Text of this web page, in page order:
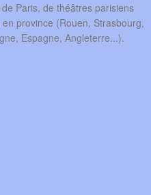
Paris, de théâtres parisiens
province (Rouen, Strasbourg,
Espagne, Angleterre...).